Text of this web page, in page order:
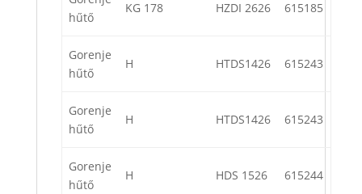
hűtő
KG 178 HZDI 2626 615185
Gorenje
hűtő
H HTDS1426 615243
Gorenje
hűtő
H HTDS1426 615243
Gorenje
hűtő
H HDS 1526 615244